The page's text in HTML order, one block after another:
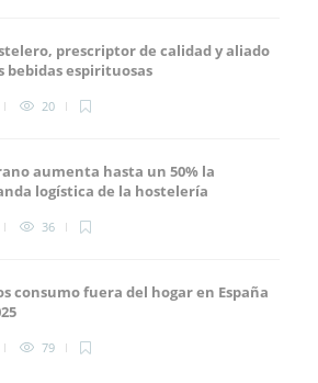
prescriptor de calidad y aliado
bebidas espirituosas
20
aumenta hasta un 50% la
logística de la hostelería
36
consumo fuera del hogar en España
79